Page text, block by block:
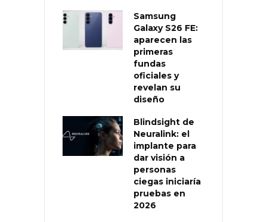
Samsung
Galaxy S26 FE:
aparecen las
primeras
fundas
oficiales y
revelan su
diseño
Blindsight de
Neuralink: el
implante para
dar visión a
personas
ciegas iniciaría
pruebas en
2026